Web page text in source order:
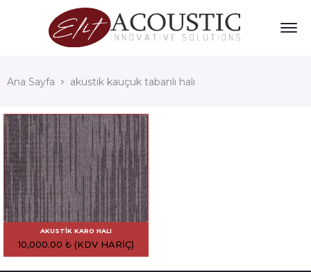
Ana Sayfa akustik kauçuk tabanlı halı
AKUSTIK KARO HALI
10,000.00 ₺ (KDV HARIÇ)